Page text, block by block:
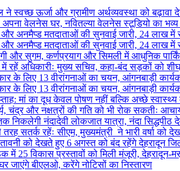
स्वच्छ ऊर्जा और ग्रामीण अर्थव्यवस्था को बढ़ावा
अपना वेलनेस घर, नवितल्या वेलनेस स्टूडियो का
और अनमैप्ड मतदाताओं की सुनवाई जारी, 24 लाख
और अनमैप्ड मतदाताओं की सुनवाई जारी, 24 लाख
और सुगम, कर्णप्रयाग और सिमली में आधुनिक
रहें अधिकारीः मुख्य सचिव, कहा-बंद सड़कों को
के लिए 13 वीरांगनाओं का चयन, आंगनबाड़ी
के लिए 13 वीरांगनाओं का चयन, आंगनबाड़ी
मां का दूध केवल पोषण नहीं बल्कि अच्छे
चंद्र और नक्षत्रों की गति को भी रोक सकतीः
निकलेगी नंदादेवी लोकजात यात्रा, नंदा सिद्धपीठ
तरह सतर्क रहेंः सीएम, मुख्यमंत्री ने भारी वर्षा को
को देखते हुए 6 अगस्त को बंद रहेंगे देहरादून
में 25 विकास प्रस्तावों को मिली मंजूरी, देहरादून-
घर जाएंगे बीएलओ, करेंगे नोटिसों का निस्तारण